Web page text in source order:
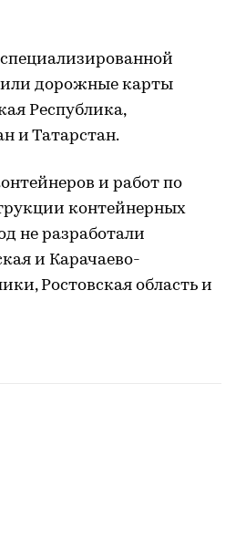
дорожные карты
Республика,
и Татарстан.
и работ по
контейнерных
не разработали
и Карачаево-
Ростовская область и